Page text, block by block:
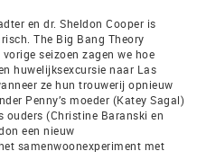
en dr. Sheldon Cooper is
The Big Bang Theory
seizoen zagen we hoe
huwelijksexcursie naar Las
ze hun trouwerij opnieuw
Penny’s moeder (Katey Sagal)
ouders (Christine Baranski en
een nieuw
samenwoonexperiment met